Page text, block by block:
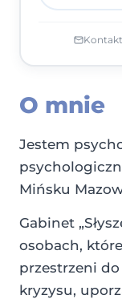
O mnie
Jestem
Mińsku
Gabinet
osobach,
przestrzeni
kryzysu,